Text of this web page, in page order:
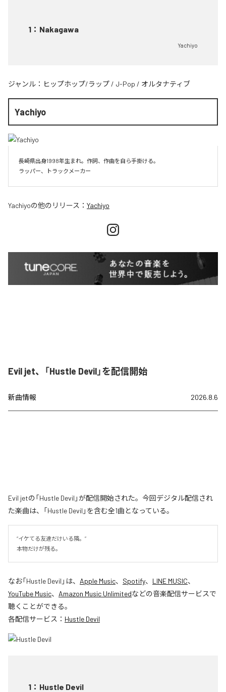
1 ： Nakagawa
Yachiyo
ジャンル： ヒップホップ/ラップ / J-Pop / オルタナティブ
Yachiyo
長崎県出身1998年生まれ。作詞、作曲を自ら手掛ける。
Yachiyoの他のリリース： Yachiyo
Evil jet、「Hustle Devil」を配信開始
新曲情報 2026.8.6
Evil jetの「Hustle Devil」が配信開始された。今回デジタル配信され
た楽曲は、「Hustle Devil」を含む全1曲となっている。
“イケてる友達だけいる隣。”
本物だけが残る。
なお「Hustle Devil 」は、 Apple Music、 Spotify、 LINE MUSIC、
YouTube Music、 Amazon Music Unlimitedなどの音楽配信サービスで
聴くことができる。
各配信サービス： Hustle Devil
1 ： Hustle Devil